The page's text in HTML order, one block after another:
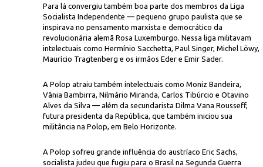
Para lá convergiu também boa parte dos membros da Liga
Socialista Independente — pequeno grupo paulista que se
inspirava no pensamento marxista e democrático da
revolucionária alemã Rosa Luxemburgo. Nessa liga militavam
intelectuais como Hermínio Sacchetta, Paul Singer, Michel Löwy,
Maurício Tragtenberg e os irmãos Eder e Emir Sader.
A Polop atraiu também intelectuais como Moniz Bandeira,
Vânia Bambirra, Nilmário Miranda, Carlos Tibúrcio e Otavino
Alves da Silva — além da secundarista Dilma Vana Rousseff,
futura presidenta da República, que também iniciou sua
militância na Polop, em Belo Horizonte.
A Polop sofreu grande influência do austríaco Eric Sachs,
socialista judeu que fugiu para o Brasil na Segunda Guerra